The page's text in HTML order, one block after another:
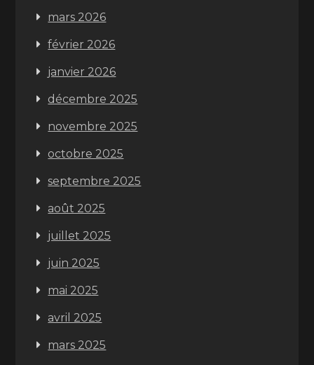
mars 2026
février 2026
janvier 2026
décembre 2025
novembre 2025
octobre 2025
septembre 2025
août 2025
juillet 2025
juin 2025
mai 2025
avril 2025
mars 2025